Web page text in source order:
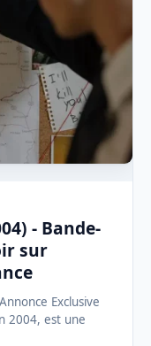
- Bande-
sur
Exclusive
2004, est une